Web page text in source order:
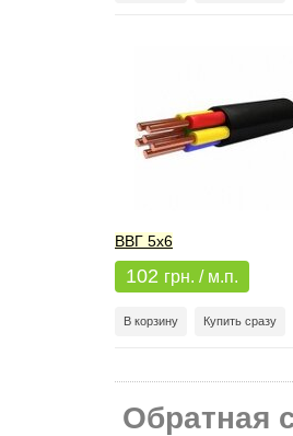
ВВГ 5x6
102 грн. / м.п.
В корзину Купить сразу
Обратная